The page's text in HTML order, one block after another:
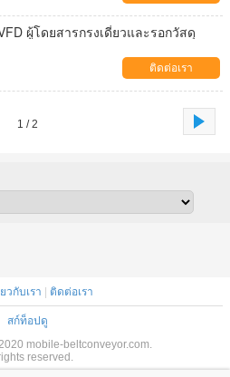
ผู้โดยสารกรงเดี่ยวและรอกวัสดุ
ติดต่อเรา
1 / 2
ยวกับเรา ติดต่อเรา
สก์ท็อปดู
mobile-beltconveyor.com.
reserved.